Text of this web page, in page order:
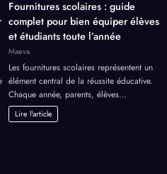
Fournitures scolaires : guide
complet pour bien équiper élèves
et étudiants toute l’année
Maeva
Les fournitures scolaires représentent un
élément central de la réussite éducative.
Chaque année, parents, élèves…
Lire l'article